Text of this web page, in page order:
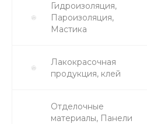
Гидроизоляция,
Пароизоляция,
Мастика
Лакокрасочная
продукция, клей
Отделочные
материалы, Панели